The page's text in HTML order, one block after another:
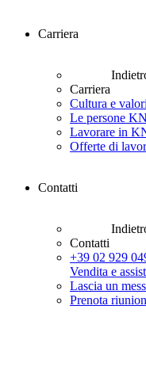
Carriera
Carriera
Cultura e
Le persone
Lavorare in
Offerte di
Contatti
Contatti
+39 02 929
Vendita e
Lascia un
Prenota